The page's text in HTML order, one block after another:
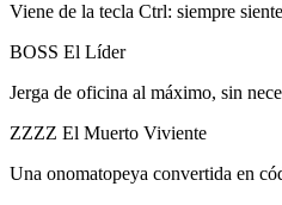
Viene de la tecla Ctrl: siempre
BOSS El Líder
Jerga de oficina al máximo, sin
ZZZZ El Muerto Viviente
Una onomatopeya convertida en